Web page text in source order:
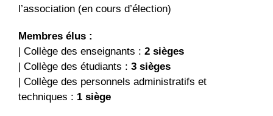
l’association (en cours d’élection)
Membres élus :
| Collège des enseignants : 2 sièges
| Collège des étudiants : 3 sièges
| Collège des personnels administratifs et
techniques : 1 siège